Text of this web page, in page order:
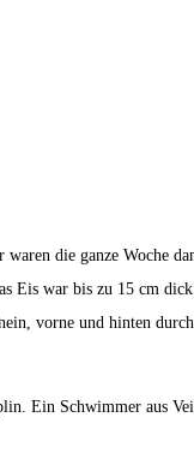
die ganze Woche
Eis war bis zu 15 cm
vorne und hinten
Ein Schwimmer aus